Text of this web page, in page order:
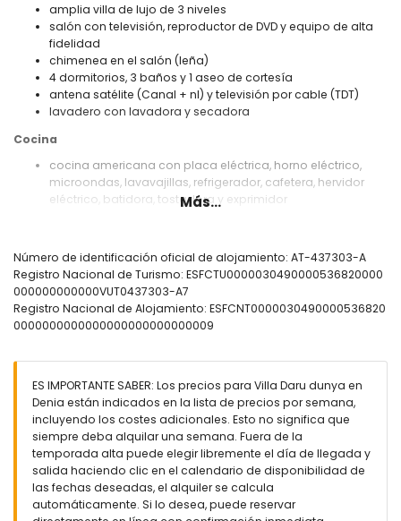
amplia villa de lujo de 3 niveles
salón con televisión, reproductor de DVD y equipo de alta
fidelidad
chimenea en el salón (leña)
4 dormitorios, 3 baños y 1 aseo de cortesía
antena satélite (Canal + nl) y televisión por cable (TDT)
lavadero con lavadora y secadora
Cocina
cocina americana con placa eléctrica, horno eléctrico,
microondas, lavavajillas, refrigerador, cafetera, hervidor
eléctrico, batidora, tostadora y exprimidor
2 dormitorios con aire acondicionado, cada uno con
cama queen size (de 200 por 160cm) y baño en suite
2 dormitorios con aire acondicionado, cada uno con 2
camas individuales (de 200 por 90cm)
baño en suite con doble lavabo, combinación
Exterior de esta villa de lujo
parcela vallada
piscina privada de 8m x 4m y 2m de profundidad
maravilloso jardín con césped, árboles y muebles de
jardín con tumbonas
2 terrazas, de las cuales 1 está cubierta
barbacoa
Más...
Número de identificación oficial de alojamiento: AT-437303-A
Registro Nacional de Turismo: ESFCTU0000030490000536820000
000000000000VUT0437303-A7
Registro Nacional de Alojamiento: ESFCNT0000030490000536820
0000000000000000000000000009
ES IMPORTANTE SABER: Los precios para Villa Daru dunya en
Denia están indicados en la lista de precios por semana,
incluyendo los costes adicionales. Esto no significa que
siempre deba alquilar una semana. Fuera de la
temporada alta puede elegir libremente el día de llegada y
salida haciendo clic en el calendario de disponibilidad de
las fechas deseadas, el alquiler se calcula
automáticamente. Si lo desea, puede reservar